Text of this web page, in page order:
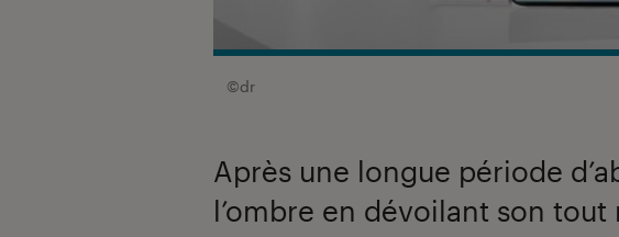
©dr
Après une longue période
l’ombre en dévoilant son